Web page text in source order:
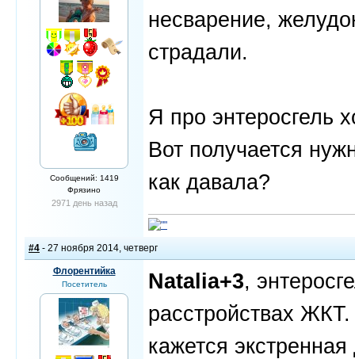
Сообщений: 1419
Фрязино
2971 день назад
несварение,
страдали.
Я про энтеросгель
Вот получается
как давала?
#4 - 27 ноября 2014, четверг
Флорентийка
Посетитель Natalia+3,
расстройствах
кажется